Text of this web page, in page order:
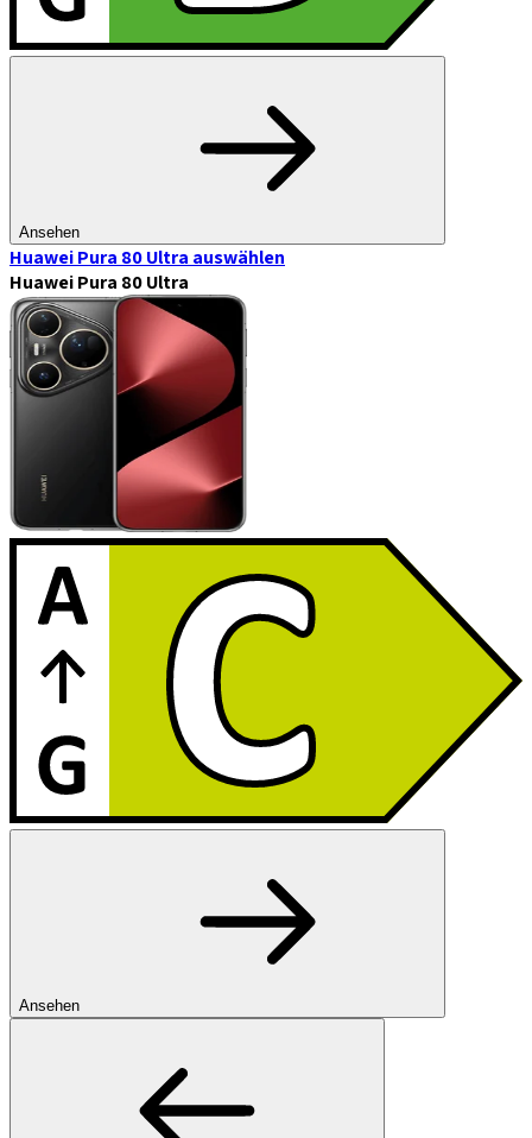
Ansehen
Huawei Pura 80 Ultra auswählen
Huawei Pura 80 Ultra
Ansehen